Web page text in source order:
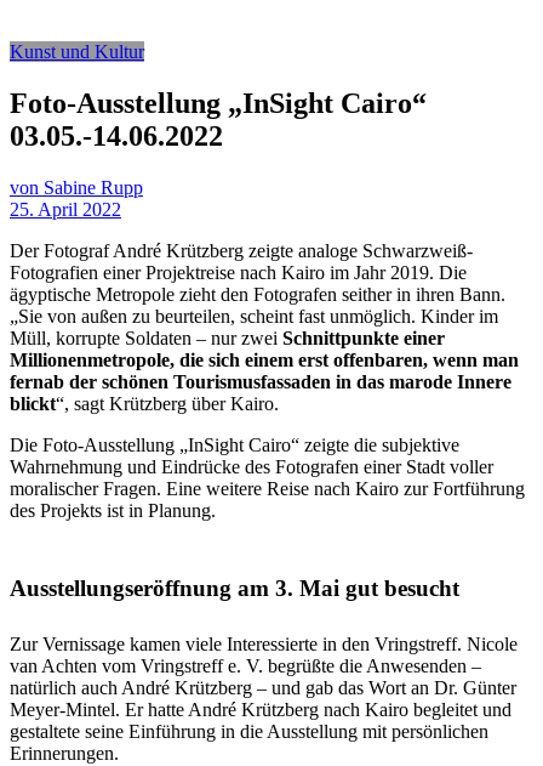
Kunst und Kultur
Foto-Ausstellung „InSight Cairo“
03.05.-14.06.2022
von Sabine Rupp
25. April 2022
Der Fotograf André Krützberg zeigte analoge Schwarzweiß-
Fotografien einer Projektreise nach Kairo im Jahr 2019. Die
ägyptische Metropole zieht den Fotografen seither in ihren Bann.
„Sie von außen zu beurteilen, scheint fast unmöglich. Kinder im
Müll, korrupte Soldaten – nur zwei Schnittpunkte einer
Millionenmetropole, die sich einem erst offenbaren, wenn man
fernab der schönen Tourismusfassaden in das marode Innere
blickt“, sagt Krützberg über Kairo.
Die Foto-Ausstellung „InSight Cairo“ zeigte die subjektive
Wahrnehmung und Eindrücke des Fotografen einer Stadt voller
moralischer Fragen. Eine weitere Reise nach Kairo zur Fortführung
des Projekts ist in Planung.
Ausstellungseröffnung am 3. Mai gut besucht
Zur Vernissage kamen viele Interessierte in den Vringstreff. Nicole
van Achten vom Vringstreff e. V. begrüßte die Anwesenden –
natürlich auch André Krützberg – und gab das Wort an Dr. Günter
Meyer-Mintel. Er hatte André Krützberg nach Kairo begleitet und
gestaltete seine Einführung in die Ausstellung mit persönlichen
Erinnerungen.